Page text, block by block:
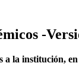
-
a la institución,